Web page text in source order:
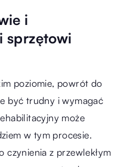
i
sprzętowi
poziomie, powrót do
być trudny i wymagać
może
w tym procesie.
czynienia z przewlekłym